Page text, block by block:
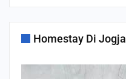
Homestay Di Jogja